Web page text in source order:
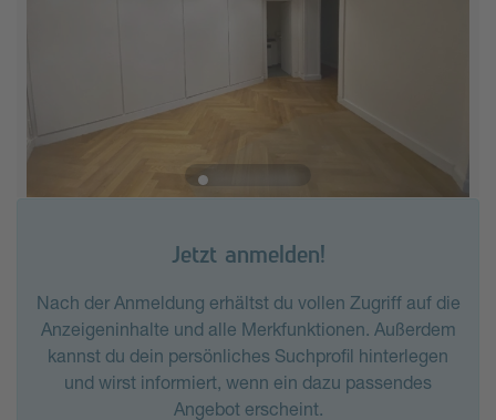
Jetzt anmelden!
Nach der Anmeldung erhältst du vollen Zugriff auf die
Anzeigeninhalte und alle Merkfunktionen. Außerdem
kannst du dein persönliches Suchprofil hinterlegen
und wirst informiert, wenn ein dazu passendes
Angebot erscheint.